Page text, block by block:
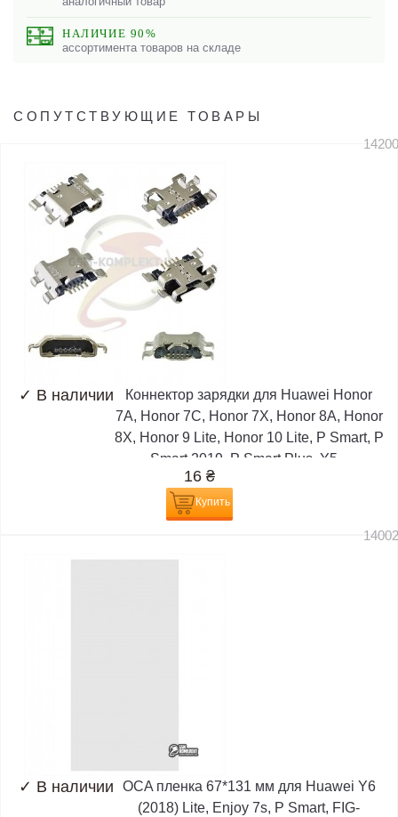
НАЛИЧИЕ 90%
ассортимента товаров на складе
СОПУТСТВУЮЩИЕ ТОВАРЫ
✓ В наличии
Коннектор зарядки для Huawei Honor
7A, Honor 7C, Honor 7X, Honor 8A, Honor
8X, Honor 9 Lite, Honor 10 Lite, P Smart, P
Smart 2019, P Smart Plus, Y5...
16 ₴
Купить
✓ В наличии
OCA пленка 67*131 мм для Huawei Y6
(2018) Lite, Enjoy 7s, P Smart, FIG-